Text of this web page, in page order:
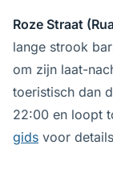
Roze Straat
lange strook
om zijn laat-
toeristisch dan
22:00 en loopt
gids voor